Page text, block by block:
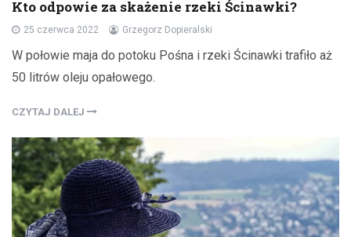
Kto odpowie za skażenie rzeki Ścinawki?
25 czerwca 2022 Grzegorz Dopieralski
W połowie maja do potoku Pośna i rzeki Ścinawki trafiło aż
50 litrów oleju opałowego.
CZYTAJ DALEJ